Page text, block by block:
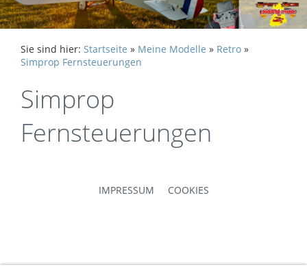
Sie sind hier: Startseite » Meine Modelle » Retro »
Simprop Fernsteuerungen
Simprop
Fernsteuerungen
IMPRESSUM COOKIES